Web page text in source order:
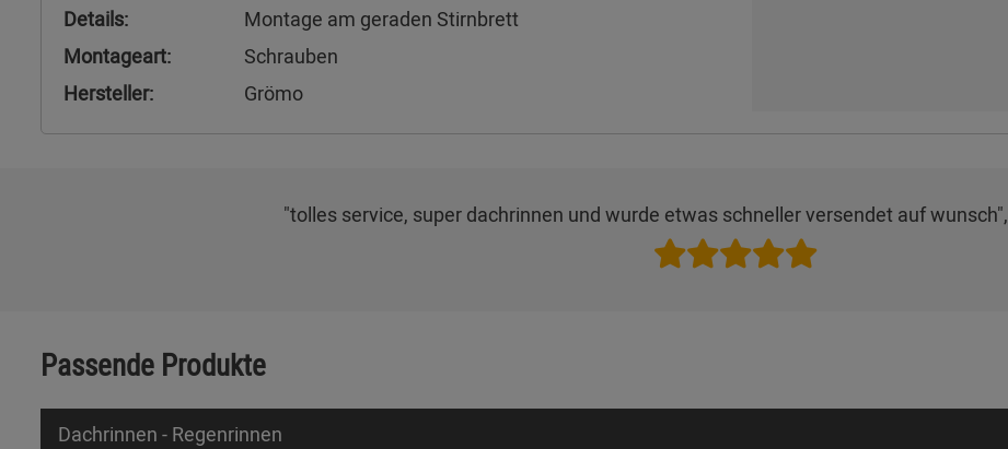
Details:
Montage am geraden Stirnbrett
Montageart:
Schrauben
Hersteller:
Grömo
"tolles service, super dachrinnen und wurde etwas schneller versendet auf wunsch",
Passende Produkte
Dachrinnen - Regenrinnen